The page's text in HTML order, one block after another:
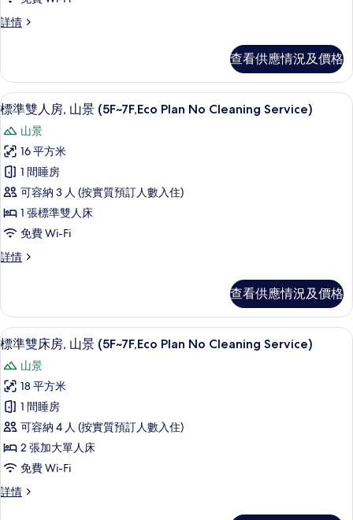
山
(Quadruple,
Mt.Fuji
View,
5-
6F)
的
相
片
詳情
家
山
景
(Quadruple,
View,
5-
6F)
詳
情
查看供應情況及價格
載
入
所
有
標
準
雙
房,
景
(5F~7F,Eco
Plan
No
Cleaning
Service)
的
相
片
5
標準雙人房, 山景 (5F~7F,Eco Plan No Cleaning Service)
山景
16 平方米
1 間睡房
可容納 3 人 (按實質預訂人數入住)
1 張標準雙人床
免費 Wi-Fi
詳情
標
房,
山
景
Plan
No
Cleaning
Service)
詳
情
查看供應情況及價格
載
入
所
有
標
準
雙
房,
4
標準雙床房, 山景 (5F~7F,Eco Plan No Cleaning Service)
山景
18 平方米
1 間睡房
可容納 4 人 (按實質預訂人數入住)
2 張加大單人床
免費 Wi-Fi
詳情
標